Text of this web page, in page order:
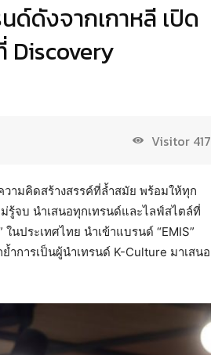
ด์ดังจากเกาหลี เปิด
Discovery
Visitor 417
ามคิดสร้างสรรค์ที่ล้ำสมัย พร้อมให้ทุก
รู้จบ นำเสนอทุกเทรนด์และไลฟ์สไตล์ที่
นประเทศไทย นำเข้าแบรนด์ “EMIS”
การเป็นผู้นำเทรนด์ K-Culture มาเสนอ